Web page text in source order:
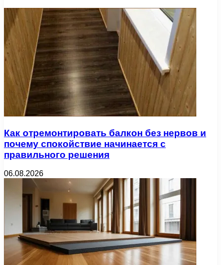
Как отремонтировать балкон без нервов и
почему спокойствие начинается с
правильного решения
06.08.2026